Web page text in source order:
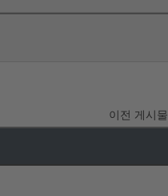
이전 게시물